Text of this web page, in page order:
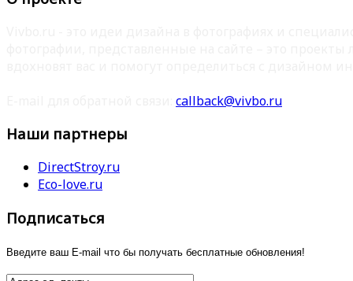
callback@vivbo.ru
Наши партнеры
DirectStroy.ru
Eco-love.ru
Подписаться
Введите ваш E-mail что бы получать бесплатные обновления!